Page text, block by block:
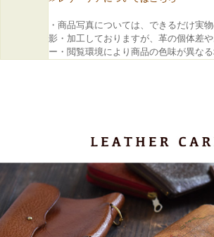
・商品写真については、できるだけ実
影・加工しておりますが、革の個体差
ー・閲覧環境により商品の色味が異なる